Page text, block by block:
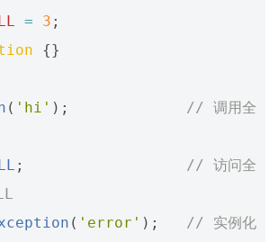
= 3 ;
{}
( 'hi' );
// 调用全
;
// 访问全
( 'error' );
// 实例化